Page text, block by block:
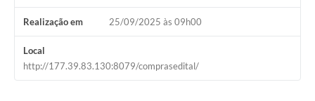
Realização em 25/09/2025 às 09h00
Local
http://177.39.83.130:8079/comprasedital/